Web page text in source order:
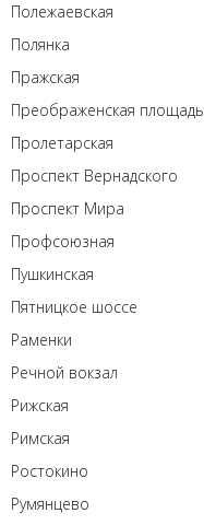
Полежаевская
Полянка
Пражская
Преображенская площадь
Пролетарская
Проспект Вернадского
Проспект Мира
Профсоюзная
Пушкинская
Пятницкое шоссе
Раменки
Речной вокзал
Рижская
Римская
Ростокино
Румянцево